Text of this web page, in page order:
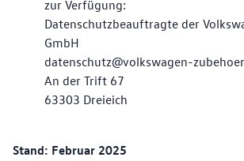
zur Verfügung:
Datenschutzbeauftragte der
GmbH
datenschutz@volkswagen-
An der Trift 67
63303 Dreieich
Stand: Februar 2025